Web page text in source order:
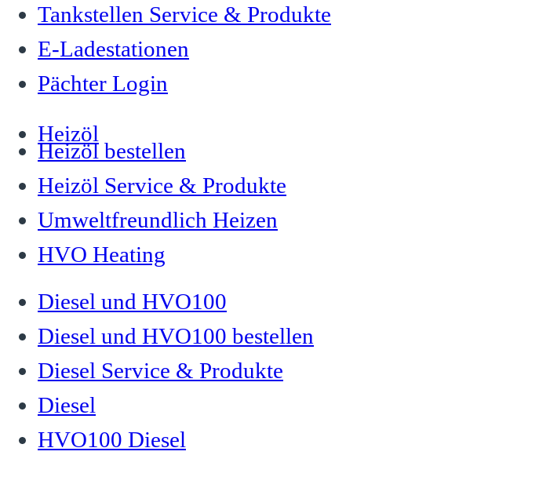
Tankstellen Service & Produkte
E-Ladestationen
Pächter Login
Heizöl
Heizöl bestellen
Heizöl Service & Produkte
Umweltfreundlich Heizen
HVO Heating
Diesel und HVO100
Diesel und HVO100 bestellen
Diesel Service & Produkte
Diesel
HVO100 Diesel